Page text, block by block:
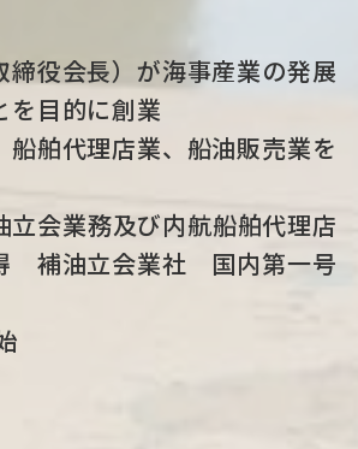
締役会長）が海事産業の発展
を目的に創業
船舶代理店業、船油販売業を
立会業務及び内航船舶代理店
補油立会業社 国内第一号